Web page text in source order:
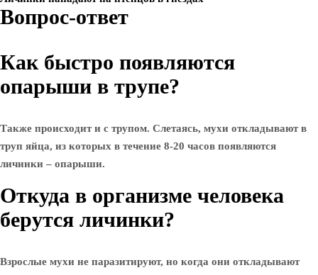
Вопрос-ответ
Как быстро появляются
опарыши в трупе?
Также происходит и с трупом. Слетаясь, мухи откладывают в
труп яйца, из которых в течение 8-20 часов появляются
личинки – опарыши.
Откуда в организме человека
берутся личинки?
Взрослые мухи не паразитируют, но когда они откладывают